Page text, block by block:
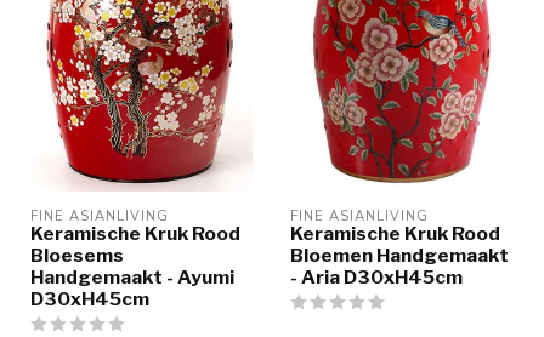
FINE ASIANLIVING
Keramische Kruk Rood
Bloesems
Handgemaakt - Ayumi
D30xH45cm
FINE ASIANLIVING
Keramische Kruk Rood
Bloemen Handgemaakt
- Aria D30xH45cm